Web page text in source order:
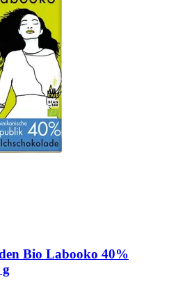
Bio Labooko 40%